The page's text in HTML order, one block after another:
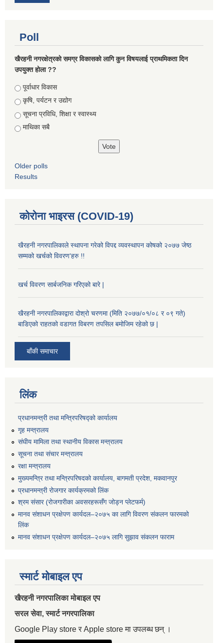
Poll
खैरहनी नगरक्षेत्रको समग्र विकासको लागि कुन विषयलाई प्राथमिकता दिन
उपयुक्त होला ??
Choices
पूर्वाधार विकास
कृषि, पर्यटन र उद्योग
सूचना प्रविधि, शिक्षा र स्वास्थ्य
माथिका सबै
Older polls
Results
कोरोना भाइरस (COVID-19)
खैरहनी नगरपालिकाले स्थापना गरेको विपद्द व्यवस्थापन कोषको २०७७ जेष्ठ
सम्मको खर्चको विवरण'हरु !!
खर्च विवरण सार्बजनिक गरिएको बारे |
खैरहनी नगरपालिकाद्वारा दोश्रो चरणमा (मिति २०७७/०१/०८ र ०९ गते)
बाडिएको राहतको वडागत विबरण तपसिल बमोजिम रहेको छ |
बाँकी समाचार
लिंक
प्रधानमन्त्री तथा मन्त्रिपरिषद्को कार्यालय
गृह मन्त्रालय
संघीय मामिला तथा स्थानीय विकास मन्त्रालय
सूचना तथा संचार मन्त्रालय
रक्षा मन्त्रालय
मुख्यमन्त्रि तथा मन्त्रिपरिषदको कार्यालय, बागमती प्रदेश, मकवानपुर
प्रधानमन्त्री रोजगार कार्यक्रमको लिंक
श्रम संसार (रोजगारीका अवसरहरूसँग जोड्न प्लेटफर्म)
मानव संशाधन प्रक्षेपण कार्यदल–२०७५ का लागि विवरण संकलन फारमको
लिंक
मानव संशाधन प्रक्षेपण कार्यदल–२०७५ लागि सुझाव संकलन फाराम
स्मार्ट मोबाइल एप
खैरहनी नगरपालिका मोबाइल एप
सरल सेवा, स्मार्ट नगरपालिका
Google Play store र Apple store मा उपलब्ध छन् ।